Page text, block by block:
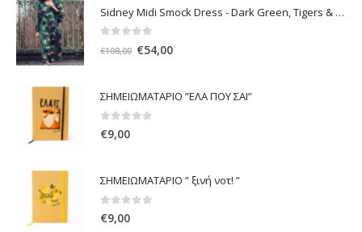
Sidney Midi Smock Dress - Dark Green, Tigers & Palms D1169
€108,00 Original
€108,00.
€54,00Η
είναι:
ΣΗΜΕΙΩΜΑΤΑΡΙΟ ”ΕΛΑ ΠΟΥ ΣΑΙ”
0 out of 5
€9,00
ΣΗΜΕΙΩΜΑΤΑΡΙΟ ” ξινή νοτ! ”
0 out of 5
€9,00